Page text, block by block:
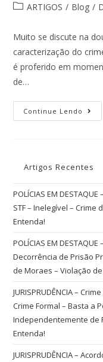
ARTIGOS / Blog /
Muito se discute na
caracterização do
é proferido em
de…
Continue Lendo
Artigos Recentes
POLÍCIAS EM
STF – Inelegível – Crime
Entenda!
POLÍCIAS EM
Decorrência de Prisão
de Moraes – Violação
JURISPRUDÊNCIA –
Crime Formal – Basta a
Independentemente de
Entenda!
JURISPRUDÊNCIA –